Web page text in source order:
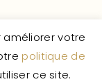
F.A.Q
améliorer votre
politique de
ce site.